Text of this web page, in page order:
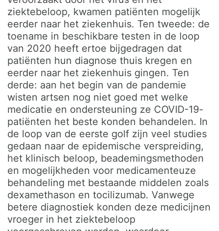
ziektebeloop, kwamen patiënten mogelijk
eerder naar het ziekenhuis. Ten tweede: de
toename in beschikbare testen in de loop
van 2020 heeft ertoe bijgedragen dat
patiënten hun diagnose thuis kregen en
eerder naar het ziekenhuis gingen. Ten
derde: aan het begin van de pandemie
wisten artsen nog niet goed met welke
medicatie en ondersteuning ze COVID-19-
patiënten het beste konden behandelen. In
de loop van de eerste golf zijn veel studies
gedaan naar de epidemische verspreiding,
het klinisch beloop, beademingsmethoden
en mogelijkheden voor medicamenteuze
behandeling met bestaande middelen zoals
dexamethason en tocilizumab. Vanwege
betere diagnostiek konden deze medicijnen
vroeger in het ziektebeloop